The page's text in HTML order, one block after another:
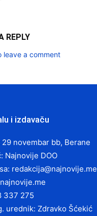
REPLY
leave a comment
i izdavaču
29 novembar bb, Berane
Najnovije DOO
redakcija@najnovije.me
337 275
urednik: Zdravko Šćekić